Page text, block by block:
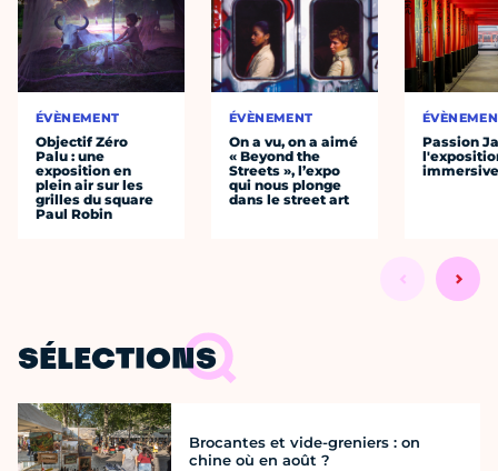
ÉVÈNEMENT
Objectif Zéro
Palu : une
exposition en
plein air sur les
grilles du square
Paul Robin
ÉVÈNEMENT
On a vu, on a aimé
« Beyond the
Streets », l’expo
qui nous plonge
dans le street art
Passion
SÉLECTIONS
Brocantes et vide-greniers : on
chine où en août ?